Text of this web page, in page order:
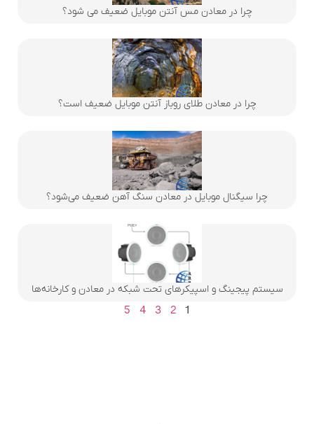
چرا در معادن مس آنتن موبایل ضعیف می شود؟
چرا در معادن طلای روباز آنتن موبایل ضعیف است؟
چرا سیگنال موبایل در معادن سنگ آهن ضعیف می‌شود؟
سیستم پیجینگ و اسپیکرهای تحت شبکه در معادن و کارخانه‌ها
1
2
3
4
5